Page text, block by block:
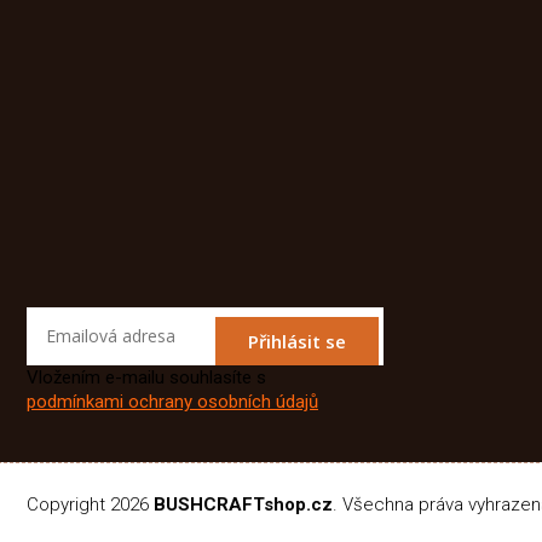
Přihlásit se
Vložením e-mailu souhlasíte s
podmínkami ochrany osobních údajů
Copyright 2026 BUSHCRAFTshop.cz. Všechna práva